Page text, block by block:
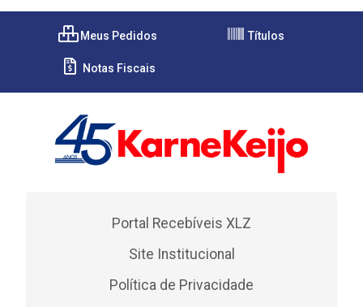
Meus Pedidos Títulos
Notas Fiscais
Portal Recebíveis XLZ
Site Institucional
Política de Privacidade